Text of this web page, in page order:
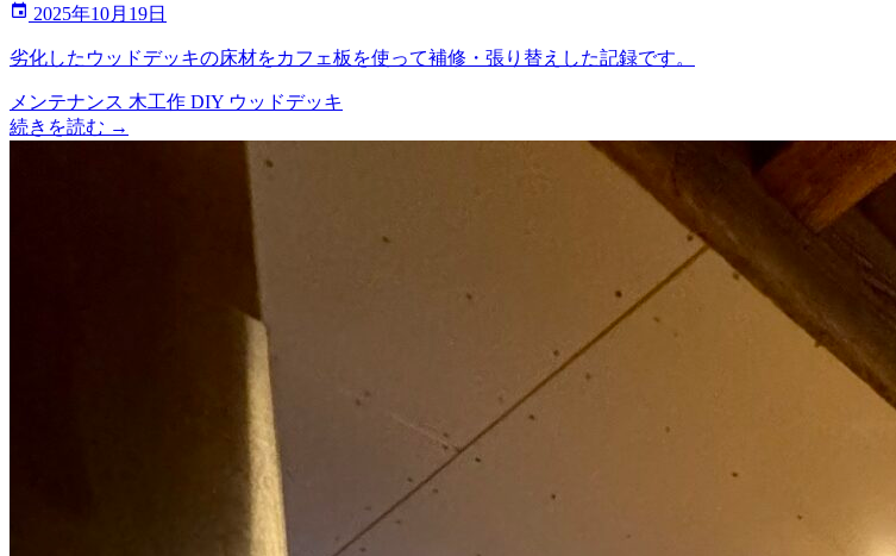
2025年10月19日
劣化したウッドデッキの床材をカフェ板を使って補修・張り替えした記録です。
メンテナンス 木工作 DIY ウッドデッキ
続きを読む →